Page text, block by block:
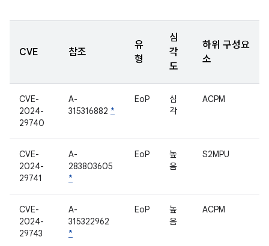
CVE 참조
유
형
심
각
도
하위 구성요
소
CVE-
2024-
29740
A-
315316882 *
EoP
심
각
ACPM
CVE-
2024-
29741
A-
283803605
*
EoP
높
음
S2MPU
CVE-
2024-
29743
A-
315322962
*
EoP
높
음
ACPM